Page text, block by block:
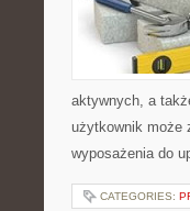
aktywnych, a
użytkownik może
wyposażenia do
CATEGORIES: